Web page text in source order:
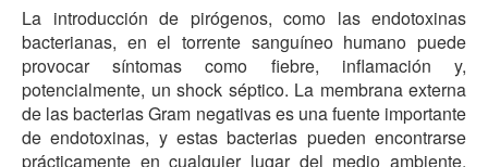
La introducción de pirógenos, como las endotoxinas
bacterianas, en el torrente sanguíneo humano puede
provocar síntomas como fiebre, inflamación y,
potencialmente, un shock séptico. La membrana externa
de las bacterias Gram negativas es una fuente importante
de endotoxinas, y estas bacterias pueden encontrarse
prácticamente en cualquier lugar del medio ambiente.